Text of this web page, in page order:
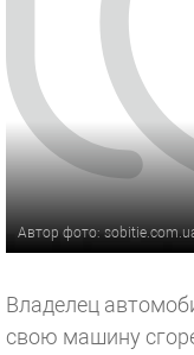
Автор фото:
Владелец
свою машину